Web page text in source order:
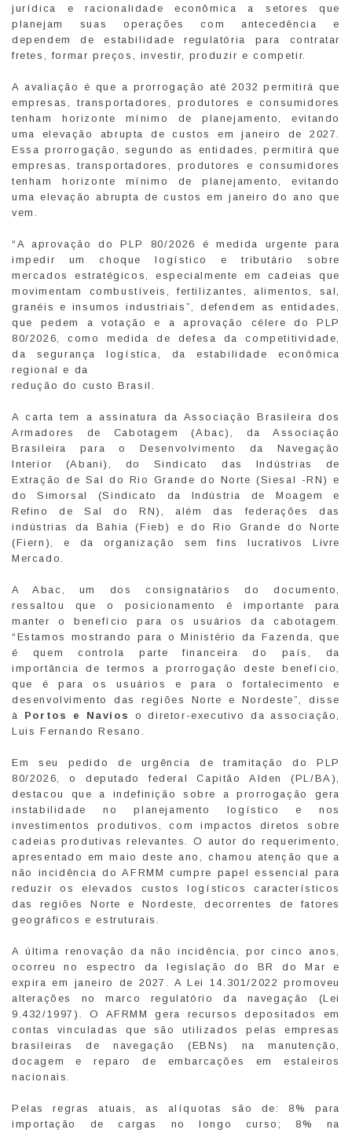
jurídica e racionalidade econômica a setores que
planejam suas operações com antecedência e
dependem de estabilidade regulatória para contratar
fretes, formar preços, investir, produzir e competir.
A avaliação é que a prorrogação até 2032 permitirá que
empresas, transportadores, produtores e consumidores
tenham horizonte mínimo de planejamento, evitando
uma elevação abrupta de custos em janeiro de 2027.
Essa prorrogação, segundo as entidades, permitirá que
empresas, transportadores, produtores e consumidores
tenham horizonte mínimo de planejamento, evitando
uma elevação abrupta de custos em janeiro do ano que
vem.
“A aprovação do PLP 80/2026 é medida urgente para
impedir um choque logístico e tributário sobre
mercados estratégicos, especialmente em cadeias que
movimentam combustíveis, fertilizantes, alimentos, sal,
granéis e insumos industriais”, defendem as entidades,
que pedem a votação e a aprovação célere do PLP
80/2026, como medida de defesa da competitividade,
da segurança logística, da estabilidade econômica
regional e da
redução do custo Brasil.
A carta tem a assinatura da Associação Brasileira dos
Armadores de Cabotagem (Abac), da Associação
Brasileira para o Desenvolvimento da Navegação
Interior (Abani), do Sindicato das Indústrias de
Extração de Sal do Rio Grande do Norte (Siesal -RN) e
do Simorsal (Sindicato da Indústria de Moagem e
Refino de Sal do RN), além das federações das
indústrias da Bahia (Fieb) e do Rio Grande do Norte
(Fiern), e da organização sem fins lucrativos Livre
Mercado.
A Abac, um dos consignatários do documento,
ressaltou que o posicionamento é importante para
manter o benefício para os usuários da cabotagem.
“Estamos mostrando para o Ministério da Fazenda, que
é quem controla parte financeira do país, da
importância de termos a prorrogação deste benefício,
que é para os usuários e para o fortalecimento e
desenvolvimento das regiões Norte e Nordeste”, disse
à Portos e Navios
o diretor-executivo da associação,
Luis Fernando Resano.
Em seu pedido de urgência de tramitação do PLP
80/2026, o deputado federal Capitão Alden (PL/BA),
destacou que a indefinição sobre a prorrogação gera
instabilidade no planejamento logístico e nos
investimentos produtivos, com impactos diretos sobre
cadeias produtivas relevantes. O autor do requerimento,
apresentado em maio deste ano, chamou atenção que a
não incidência do AFRMM cumpre papel essencial para
reduzir os elevados custos logísticos característicos
das regiões Norte e Nordeste, decorrentes de fatores
geográficos e estruturais.
A última renovação da não incidência, por cinco anos,
ocorreu no espectro da legislação do BR do Mar e
expira em janeiro de 2027. A Lei 14.301/2022 promoveu
alterações no marco regulatório da navegação (Lei
9.432/1997). O AFRMM gera recursos depositados em
contas vinculadas que são utilizados pelas empresas
brasileiras de navegação (EBNs) na manutenção,
docagem e reparo de embarcações em estaleiros
nacionais.
Pelas regras atuais, as alíquotas são de: 8% para
importação de cargas no longo curso; 8% na